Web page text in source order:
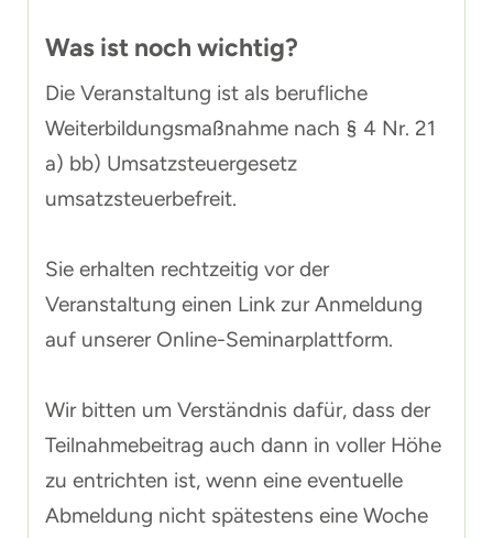
Was ist noch wichtig?
Die Veranstaltung ist als berufliche
Weiterbildungsmaßnahme nach § 4 Nr. 21
a) bb) Umsatzsteuergesetz
umsatzsteuerbefreit.
Sie erhalten rechtzeitig vor der
Veranstaltung einen Link zur Anmeldung
auf unserer Online-Seminarplattform.
Wir bitten um Verständnis dafür, dass der
Teilnahmebeitrag auch dann in voller Höhe
zu entrichten ist, wenn eine eventuelle
Abmeldung nicht spätestens eine Woche